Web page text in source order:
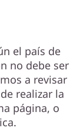
el país de
no debe ser
a revisar
realizar la
página, o